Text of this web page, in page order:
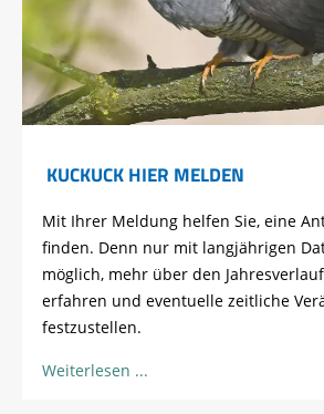
KUCKUCK HIER MELDEN
Mit Ihrer Meldung helfen Sie, eine
finden. Denn nur mit langjährigen
möglich, mehr über den
erfahren und eventuelle zeitliche
festzustellen.
Weiterlesen